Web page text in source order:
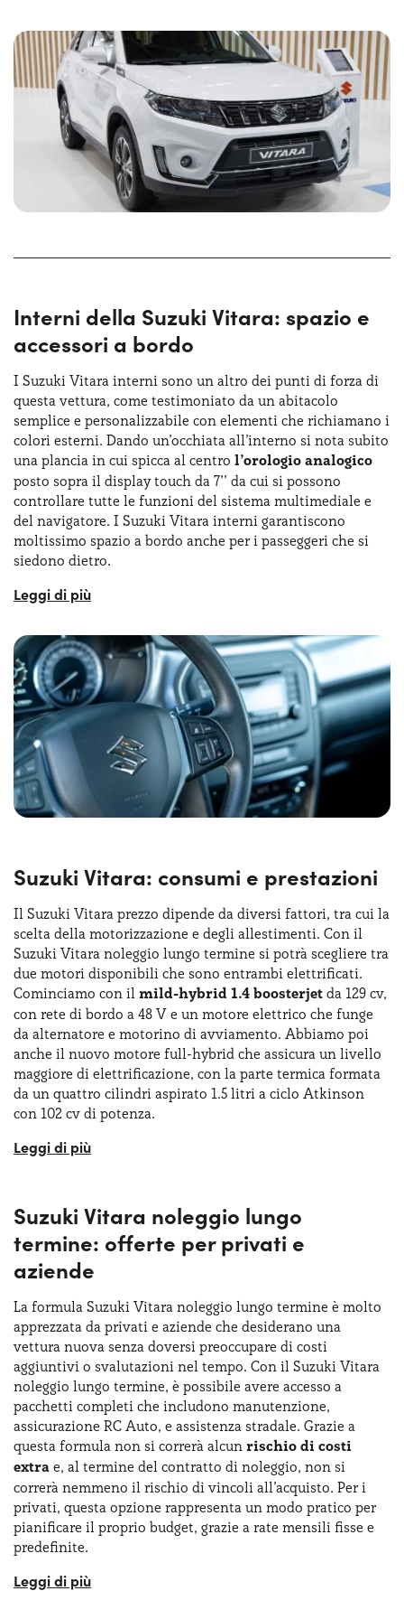
e i fari LED che aggiungono un tocco di eleganza e
sportività. Le Suzuki Vitara dimensioni sono nel
complesso molto equilibrate e si combinano con unlook
accattivante , rendendo questo SUV una scelta vincente
per tutti quelli che ricercano un’auto funzionante e per chi
vuole distinguersi su strada.
Interni della Suzuki Vitara: spazio e
accessori a bordo
I Suzuki Vitara interni sono un altro dei punti di forza di
questa vettura, come testimoniato da un abitacolo
semplice e personalizzabile con elementi che richiamano i
colori esterni. Dando un’occhiata all’interno si nota subito
una plancia in cui spicca al centro l’orologio analogico
posto sopra il display touch da 7’’ da cui si possono
controllare tutte le funzioni del sistema multimediale e
del navigatore. I Suzuki Vitara interni garantiscono
moltissimo spazio a bordo anche per i passeggeri che si
siedono dietro.
Con la formula Suzuki Vitara noleggio lungo termine si
aiuto alla guida, come la frenata automatica di emergenza
o il sistema di mantenimento della corsia. Il
climatizzatore automatico, i sedili riscaldabili e i
sistemi di assistenza alla guida, come il cruise control
adattivo, sono solo alcuni degli elementi che
arricchiscono l'equipaggiamento della Suzuki Vitara
interni. Nel complesso, abbiamo un abitacolo spazioso e
ricco di funzionalità, ideale sia per muoversi in città, sia
per affrontare lunghi viaggi.
Suzuki Vitara: consumi e prestazioni
Il Suzuki Vitara prezzo dipende da diversi fattori, tra cui la
scelta della motorizzazione e degli allestimenti. Con il
Suzuki Vitara noleggio lungo termine si potrà scegliere tra
due motori disponibili che sono entrambi elettrificati.
Cominciamo con il mild-hybrid 1.4 boosterjet da 129 cv,
con rete di bordo a 48 V e un motore elettrico che funge
da alternatore e motorino di avviamento. Abbiamo poi
anche il nuovo motore full-hybrid che assicura un livello
maggiore di elettrificazione, con la parte termica formata
da un quattro cilindri aspirato 1.5 litri a ciclo Atkinson
con 102 cv di potenza.
Il motore 1.4 Boosterjet Hybrid da 129 cv utilizza un
migliorare l’efficienza e ridurre le emissioni. Abbiamo
1.5 Dualjet Hybrid , configurazione full hybrid,
motore che combina un benzina aspirato e un motore
elettrico con batteria da 140 V per 115 Cv. La caratteristica
solo con motore elettrico, riducendo i consumi a 5,9
litri/100 km e con una velocità massima di 180 km/h.
Suzuki Vitara noleggio lungo
termine: offerte per privati e
aziende
La formula Suzuki Vitara noleggio lungo termine è molto
apprezzata da privati e aziende che desiderano una
vettura nuova senza doversi preoccupare di costi
aggiuntivi o svalutazioni nel tempo. Con il Suzuki Vitara
noleggio lungo termine, è possibile avere accesso a
pacchetti completi che includono manutenzione,
assicurazione RC Auto, e assistenza stradale. Grazie a
questa formula non si correrà alcun rischio di costi
extra e, al termine del contratto di noleggio, non si
correrà nemmeno il rischio di vincoli all’acquisto. Per i
privati, questa opzione rappresenta un modo pratico per
pianificare il proprio budget, grazie a rate mensili fisse e
predefinite.
Le aziende, invece, possono beneficiare di vantaggi fiscali